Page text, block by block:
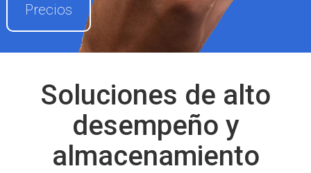
Precios
Soluciones de alto
desempeño y
almacenamiento